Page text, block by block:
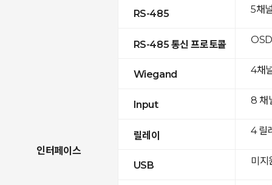
인터페이스
RS-485
RS-485 통신 프로토콜
Wiegand
Input
릴레이
USB
5채
4채
8 채
4 릴
미지